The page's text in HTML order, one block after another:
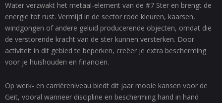
Water verzwakt het metaal-element van de #7 Ster en brengt de
energie tot rust. Vermijd in de sector rode kleuren, kaarsen,
windgongen of andere geluid producerende objecten, omdat die
de verstorende kracht van de ster kunnen versterken. Door
activiteit in dit gebied te beperken, creëer je extra bescherming
voor je huishouden en financiën.
Op werk- en carrièreniveau biedt dit jaar mooie kansen voor de
Geit, vooral wanneer discipline en bescherming hand in hand